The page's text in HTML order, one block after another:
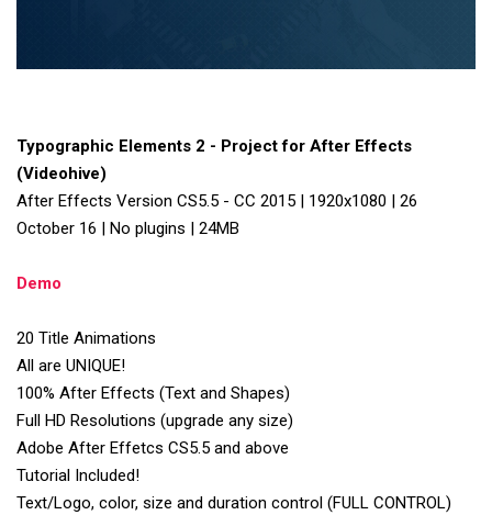
Typographic Elements 2 - Project for After Effects
(Videohive)
After Effects Version CS5.5 - CC 2015 | 1920x1080 | 26
October 16 | No plugins | 24MB
Demo
20 Title Animations
All are UNIQUE!
100% After Effects (Text and Shapes)
Full HD Resolutions (upgrade any size)
Adobe After Effetcs CS5.5 and above
Tutorial Included!
Text/Logo, color, size and duration control (FULL CONTROL)